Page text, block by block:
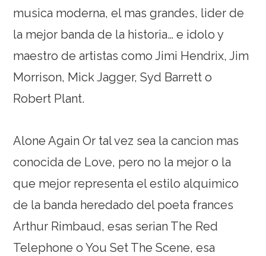
musica moderna, el mas grandes, lider de
la mejor banda de la historia… e idolo y
maestro de artistas como Jimi Hendrix, Jim
Morrison, Mick Jagger, Syd Barrett o
Robert Plant.
Alone Again Or tal vez sea la cancion mas
conocida de Love, pero no la mejor o la
que mejor representa el estilo alquimico
de la banda heredado del poeta frances
Arthur Rimbaud, esas serian The Red
Telephone o You Set The Scene, esa